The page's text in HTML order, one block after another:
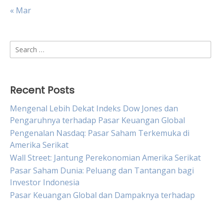
« Mar
Search
for:
Recent Posts
Mengenal Lebih Dekat Indeks Dow Jones dan
Pengaruhnya terhadap Pasar Keuangan Global
Pengenalan Nasdaq: Pasar Saham Terkemuka di
Amerika Serikat
Wall Street: Jantung Perekonomian Amerika Serikat
Pasar Saham Dunia: Peluang dan Tantangan bagi
Investor Indonesia
Pasar Keuangan Global dan Dampaknya terhadap